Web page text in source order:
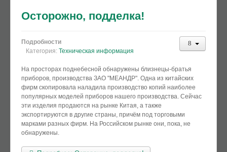
Осторожно, подделка!
Подробности
Категория: Техническая информация
На просторах поднебесной обнаружены близнецы-братья
приборов, производства ЗАО "МЕАНДР". Одна из китайских
фирм скопировала наладила производство копий наиболее
популярных моделей приборов нашего производства. Сейчас
эти изделия продаются на рынке Китая, а также
экспортируются в другие страны, причём под торговыми
марками разных фирм. На Российском рынке они, пока, не
обнаружены.